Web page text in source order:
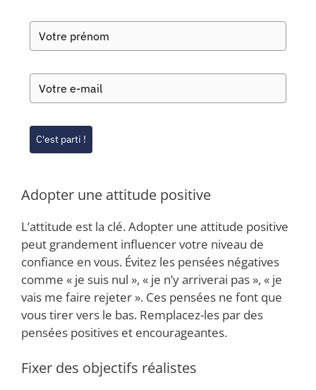
C'est parti !
Adopter une attitude positive
L’attitude est la clé. Adopter une attitude positive
peut grandement influencer votre niveau de
confiance en vous. Évitez les pensées négatives
comme « je suis nul », « je n’y arriverai pas », « je
vais me faire rejeter ». Ces pensées ne font que
vous tirer vers le bas. Remplacez-les par des
pensées positives et encourageantes.
Fixer des objectifs réalistes